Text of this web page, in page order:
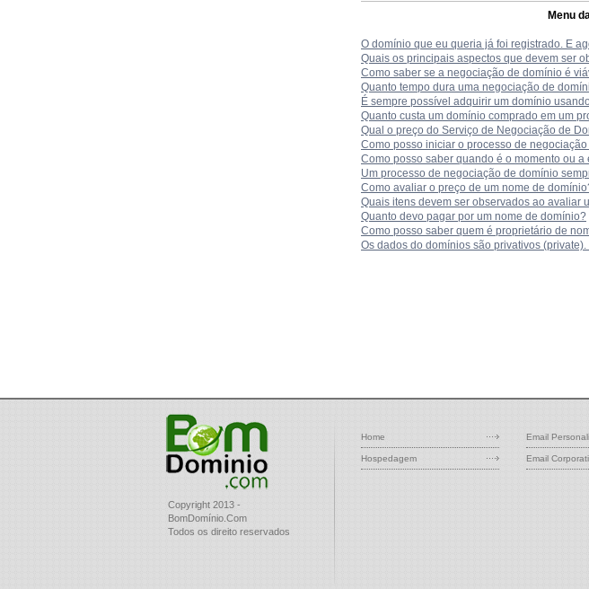
Menu
O domínio que eu queria já foi registrado. E
Quais os principais aspectos que devem ser
Como saber se a negociação de domínio é
Quanto tempo dura uma negociação de
É sempre possível adquirir um domínio
Quanto custa um domínio comprado em um
Qual o preço do Serviço de Negociação de
Como posso iniciar o processo de
Como posso saber quando é o momento ou
Um processo de negociação de domínio
Como avaliar o preço de um nome de
Quais itens devem ser observados ao avaliar
Quanto devo pagar por um nome de domínio?
Como posso saber quem é proprietário de
Os dados do domínios são privativos
Copyright 2013 -
BomDomínio.Com
Todos os direito reservados
Home
Hospedagem
Email
Email